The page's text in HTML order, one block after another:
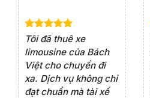
Dịch vụ cho thuê xe 7
chỗ của Bách Việt rất
chuyên nghiệp,đặc
biệt tài xế rất nhiệt
tình vui vẻ,sẽ ủng hộ